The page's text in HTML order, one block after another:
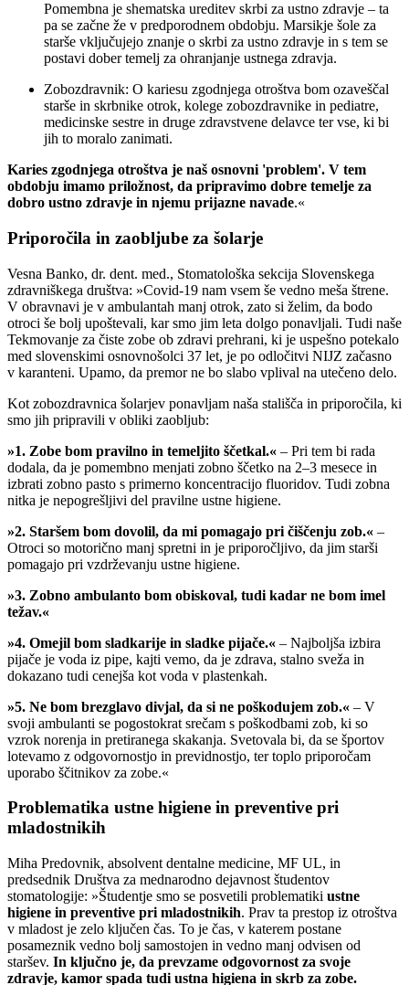
Pomembna je shematska ureditev skrbi za ustno zdravje – ta
pa se začne že v predporodnem obdobju. Marsikje šole za
starše vključujejo znanje o skrbi za ustno zdravje in s tem se
postavi dober temelj za ohranjanje ustnega zdravja.
Zobozdravnik: O kariesu zgodnjega otroštva bom ozaveščal
starše in skrbnike otrok, kolege zobozdravnike in pediatre,
medicinske sestre in druge zdravstvene delavce ter vse, ki bi
jih to moralo zanimati.
Karies zgodnjega otroštva je naš osnovni 'problem'. V tem
obdobju imamo priložnost, da pripravimo dobre temelje za
dobro ustno zdravje in njemu prijazne navade.«
Priporočila in zaobljube za šolarje
Vesna Banko, dr. dent. med., Stomatološka sekcija Slovenskega
zdravniškega društva: »Covid-19 nam vsem še vedno meša štrene.
V obravnavi je v ambulantah manj otrok, zato si želim, da bodo
otroci še bolj upoštevali, kar smo jim leta dolgo ponavljali. Tudi naše
Tekmovanje za čiste zobe ob zdravi prehrani, ki je uspešno potekalo
med slovenskimi osnovnošolci 37 let, je po odločitvi NIJZ začasno
v karanteni. Upamo, da premor ne bo slabo vplival na utečeno delo.
Kot zobozdravnica šolarjev ponavljam naša stališča in priporočila, ki
smo jih pripravili v obliki zaobljub:
»1. Zobe bom pravilno in temeljito ščetkal.« – Pri tem bi rada
dodala, da je pomembno menjati zobno ščetko na 2–3 mesece in
izbrati zobno pasto s primerno koncentracijo fluoridov. Tudi zobna
nitka je nepogrešljivi del pravilne ustne higiene.
»2. Staršem bom dovolil, da mi pomagajo pri čiščenju zob.« –
Otroci so motorično manj spretni in je priporočljivo, da jim starši
pomagajo pri vzdrževanju ustne higiene.
»3. Zobno ambulanto bom obiskoval, tudi kadar ne bom imel
težav.«
»4. Omejil bom sladkarije in sladke pijače.« – Najboljša izbira
pijače je voda iz pipe, kajti vemo, da je zdrava, stalno sveža in
dokazano tudi cenejša kot voda v plastenkah.
»5. Ne bom brezglavo divjal, da si ne poškodujem zob.« – V
svoji ambulanti se pogostokrat srečam s poškodbami zob, ki so
vzrok norenja in pretiranega skakanja. Svetovala bi, da se športov
lotevamo z odgovornostjo in previdnostjo, ter toplo priporočam
uporabo ščitnikov za zobe.«
Problematika ustne higiene in preventive pri
mladostnikih
Miha Predovnik, absolvent dentalne medicine, MF UL, in
predsednik Društva za mednarodno dejavnost študentov
stomatologije: »Študentje smo se posvetili problematiki ustne
higiene in preventive pri mladostnikih. Prav ta prestop iz otroštva
v mladost je zelo ključen čas. To je čas, v katerem postane
posameznik vedno bolj samostojen in vedno manj odvisen od
staršev. In ključno je, da prevzame odgovornost za svoje
zdravje, kamor spada tudi ustna higiena in skrb za zobe.